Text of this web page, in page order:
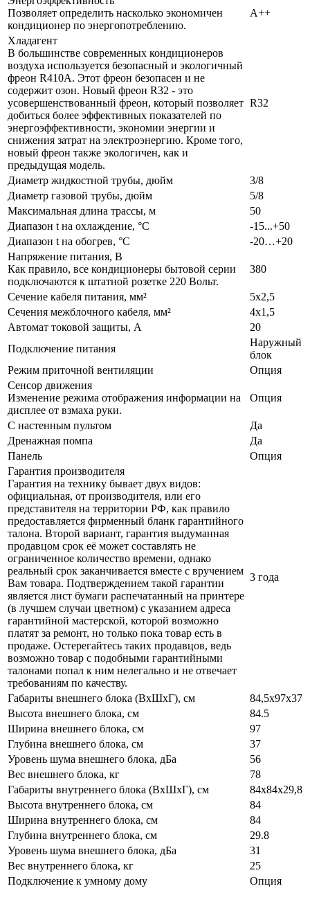
Позволяет определить насколько экономичен
кондиционер по энергопотреблению.
A++
Хладагент
В большинстве современных кондиционеров
воздуха используется безопасный и экологичный
фреон R410A. Этот фреон безопасен и не
содержит озон. Новый фреон R32 - это
усовершенствованный фреон, который позволяет
добиться более эффективных показателей по
энергоэффективности, экономии энергии и
снижения затрат на электроэнергию. Кроме того,
новый фреон также экологичен, как и
предыдущая модель.
R32
Диаметр жидкостной трубы, дюйм
3/8
Диаметр газовой трубы, дюйм
5/8
Максимальная длина трассы, м
50
Диапазон t на охлаждение, °С
-15...+50
Диапазон t на обогрев, °С
-20…+20
Напряжение питания, В
Как правило, все кондиционеры бытовой серии
подключаются к штатной розетке 220 Вольт.
380
Сечение кабеля питания, мм²
5x2,5
Сечения межблочного кабеля, мм²
4x1,5
Автомат токовой защиты, A
20
Подключение питания
Наружный
блок
Режим приточной вентиляции
Опция
Сенсор движения
Изменение режима отображения информации на
дисплее от взмаха руки.
Опция
С настенным пультом
Да
Дренажная помпа
Да
Панель
Опция
Гарантия производителя
Гарантия на технику бывает двух видов:
официальная, от производителя, или его
представителя на территории РФ, как правило
предоставляется фирменный бланк гарантийного
талона. Второй вариант, гарантия выдуманная
продавцом срок её может составлять не
ограниченное количество времени, однако
реальный срок заканчивается вместе с вручением
Вам товара. Подтверждением такой гарантии
является лист бумаги распечатанный на принтере
(в лучшем случаи цветном) с указанием адреса
гарантийной мастерской, которой возможно
платят за ремонт, но только пока товар есть в
продаже. Остерегайтесь таких продавцов, ведь
возможно товар с подобными гарантийными
талонами попал к ним нелегально и не отвечает
требованиям по качеству.
3 года
Габариты внешнего блока (ВхШхГ), см
84,5x97x37
Высота внешнего блока, см
84.5
Ширина внешнего блока, см
97
Глубина внешнего блока, см
37
Уровень шума внешнего блока, дБа
56
Вес внешнего блока, кг
78
Габариты внутреннего блока (ВхШхГ), см
84x84х29,8
Высота внутреннего блока, см
84
Ширина внутреннего блока, см
84
Глубина внутреннего блока, см
29.8
Уровень шума внешнего блока, дБа
31
Вес внутреннего блока, кг
25
Подключение к умному дому
Опция